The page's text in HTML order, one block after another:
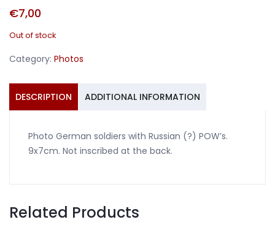
€7,00
Out of stock
Category: Photos
DESCRIPTION ADDITIONAL INFORMATION
Photo German soldiers with Russian (?) POW’s.
9x7cm. Not inscribed at the back.
Related Products